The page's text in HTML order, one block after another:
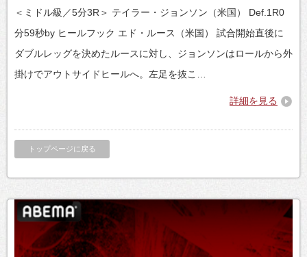
＜ミドル級／5分3R＞ テイラー・ジョンソン（米国） Def.1R0
分59秒by ヒールフック エド・ルース（米国） 試合開始直後に
ダブルレッグを決めたルースに対し、ジョンソンはロールから外
掛けでアウトサイドヒールへ。左足を抜こ…
詳細を見る
トップページに戻る